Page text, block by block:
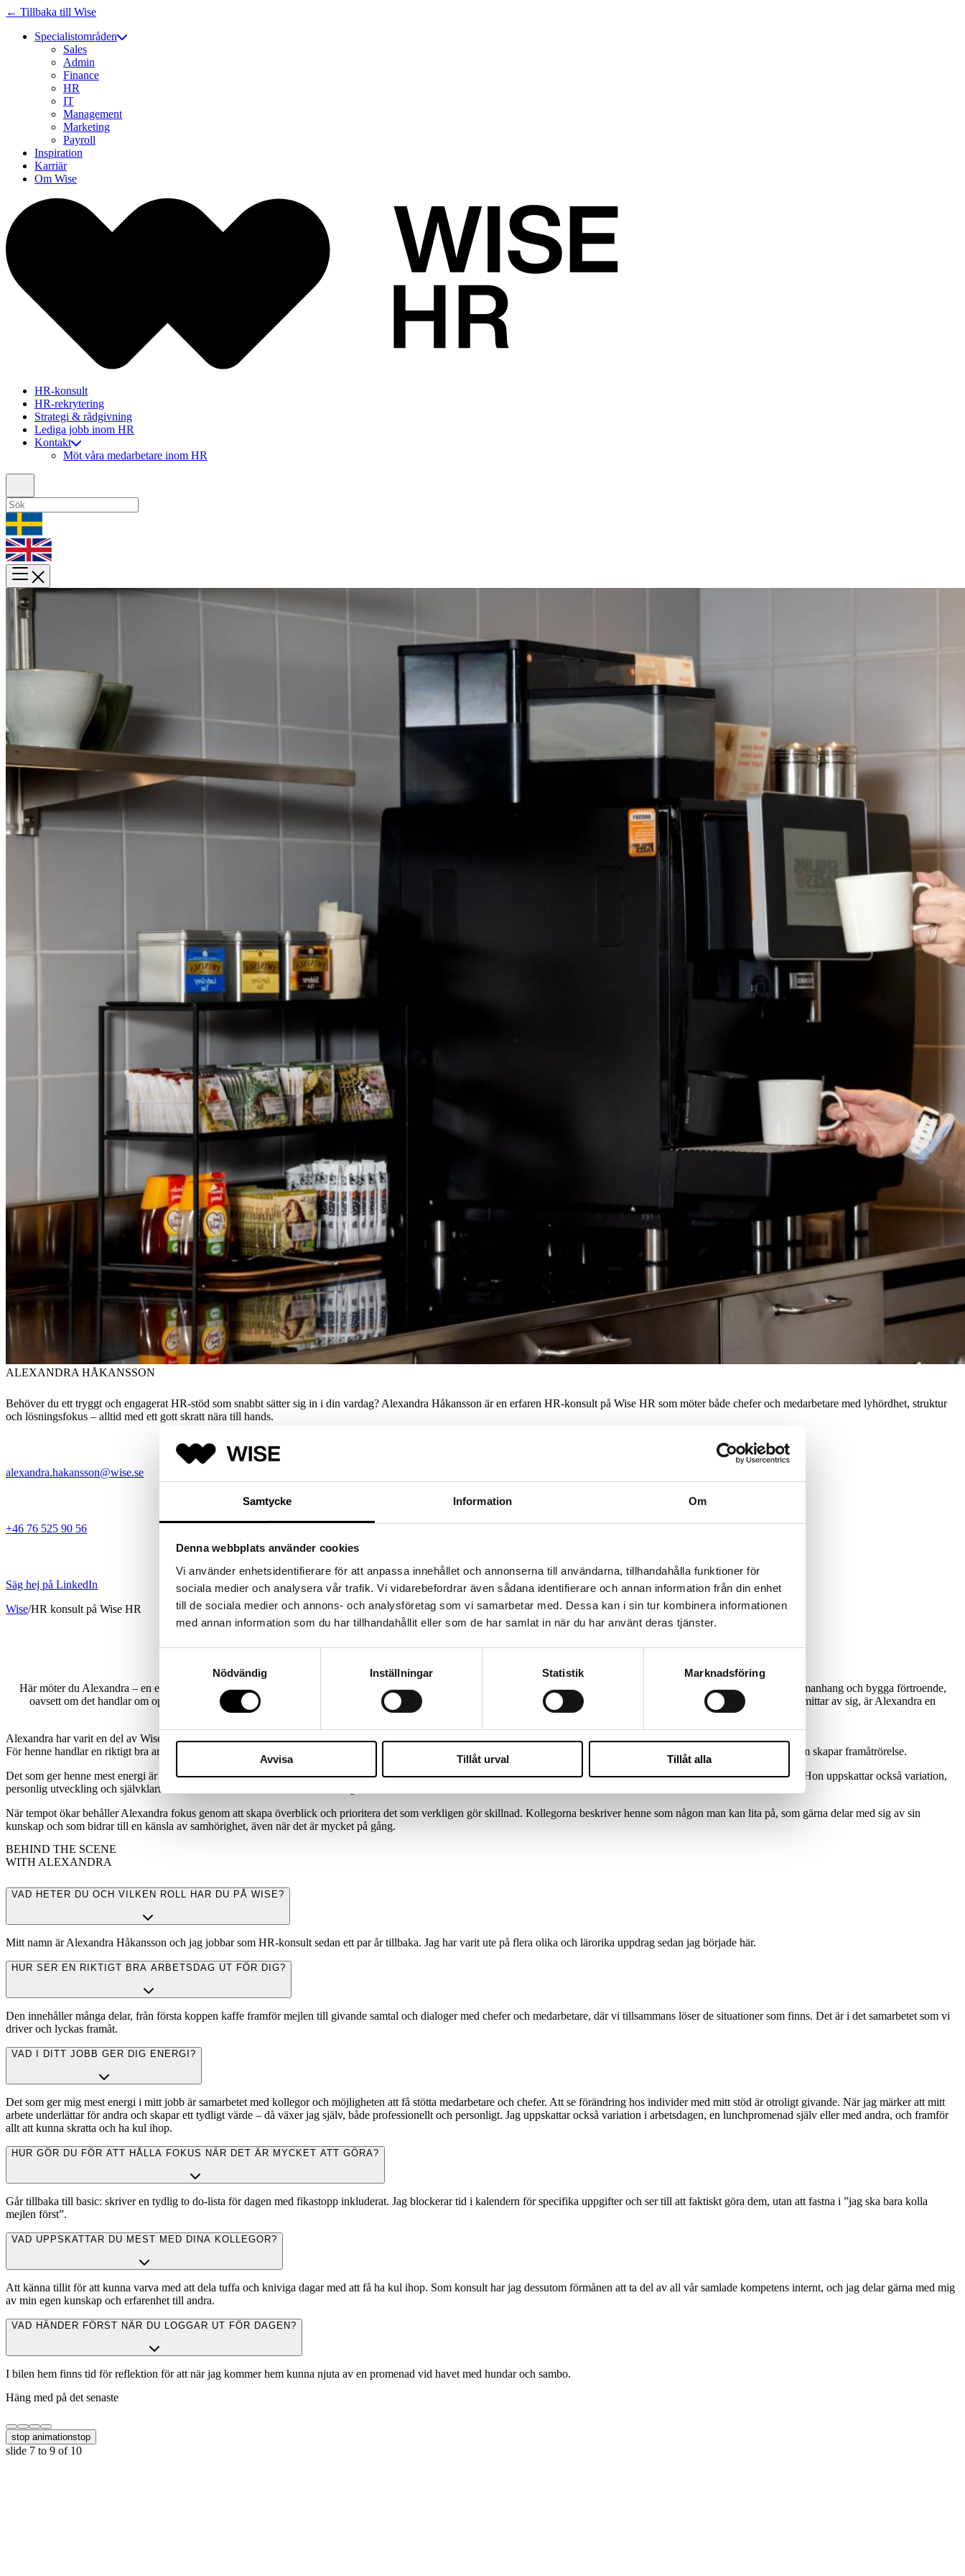
Samtycke Information Om
Denna webbplats använder cookies
Vi använder enhetsidentifierare för att anpassa innehållet och annonserna till användarna, tillhandahålla funktioner för
sociala medier och analysera vår trafik. Vi vidarebefordrar även sådana identifierare och annan information från din enhet
till de sociala medier och annons- och analysföretag som vi samarbetar med. Dessa kan i sin tur kombinera informationen
med annan information som du har tillhandahållit eller som de har samlat in när du har använt deras tjänster.
Nödvändig
Inställningar Statistik Marknadsföring
Avvisa Tillåt urval Tillåt alla
← Tillbaka till Wise
Specialistområden
Sales
Admin
Finance
HR
IT
Management
Marketing
Payroll
Inspiration
Karriär
Om Wise
HR-konsult
HR-rekrytering
Strategi & rådgivning
Lediga jobb inom HR
Kontakt
Möt våra medarbetare inom HR
ALEXANDRA HÅKANSSON
Behöver du ett tryggt och engagerat HR-stöd som snabbt sätter sig in i din vardag? Alexandra Håkansson är en erfaren HR-konsult på Wise HR som möter både chefer och medarbetare med lyhördhet, struktur
och lösningsfokus – alltid med ett gott skratt nära till hands.
alexandra.hakansson@wise.se
+46 76 525 90 56
Säg hej på LinkedIn
Wise/HR konsult på Wise HR
Här möter du Alexandra – en engagerad HR-konsult som trivs bäst när dagarna bjuder på variation, samarbete och utveckling. Hon är van vid att snabbt sätta sig in i nya sammanhang och bygga förtroende,
oavsett om det handlar om operativt HR-stöd, förändringsarbete eller att coacha chefer i deras ledarskap. Med ett skarpt öga för vad som behöver göras och en värme som smittar av sig, är Alexandra en
uppskattad kollega både hos kund och internt.
Alexandra har varit en del av Wise HR i flera år och har hunnit samla på sig bred erfarenhet från olika verksamheter och uppdrag.
För henne handlar en riktigt bra arbetsdag om helheten – från struktur och planering till de samtal och möten där hon tillsammans med chefer och medarbetare hittar lösningar som skapar framåtrörelse.
Det som ger henne mest energi är att få vara med och påverka: att stötta individer i förändring, bidra till att vardagen fungerar smidigare och känna att hennes insats gör skillnad. Hon uppskattar också variation,
personlig utveckling och självklart – att kunna skratta tillsammans med kollegor.
När tempot ökar behåller Alexandra fokus genom att skapa överblick och prioritera det som verkligen gör skillnad. Kollegorna beskriver henne som någon man kan lita på, som gärna delar med sig av sin
kunskap och som bidrar till en känsla av samhörighet, även när det är mycket på gång.
BEHIND THE SCENE
WITH ALEXANDRA
VAD HETER DU OCH VILKEN ROLL HAR DU PÅ WISE?
Mitt namn är Alexandra Håkansson och jag jobbar som HR-konsult sedan ett par år tillbaka. Jag har varit ute på flera olika och lärorika uppdrag sedan jag började här.
HUR SER EN RIKTIGT BRA ARBETSDAG UT FÖR DIG?
Den innehåller många delar, från första koppen kaffe framför mejlen till givande samtal och dialoger med chefer och medarbetare, där vi tillsammans löser de situationer som finns. Det är i det samarbetet som vi
driver och lyckas framåt.
VAD I DITT JOBB GER DIG ENERGI?
Det som ger mig mest energi i mitt jobb är samarbetet med kollegor och möjligheten att få stötta medarbetare och chefer. Att se förändring hos individer med mitt stöd är otroligt givande. När jag märker att mitt
arbete underlättar för andra och skapar ett tydligt värde – då växer jag själv, både professionellt och personligt. Jag uppskattar också variation i arbetsdagen, en lunchpromenad själv eller med andra, och framför
allt att kunna skratta och ha kul ihop.
HUR GÖR DU FÖR ATT HÅLLA FOKUS NÄR DET ÄR MYCKET ATT GÖRA?
Går tillbaka till basic: skriver en tydlig to do-lista för dagen med fikastopp inkluderat. Jag blockerar tid i kalendern för specifika uppgifter och ser till att faktiskt göra dem, utan att fastna i ”jag ska bara kolla
mejlen först”.
VAD UPPSKATTAR DU MEST MED DINA KOLLEGOR?
Att känna tillit för att kunna varva med att dela tuffa och kniviga dagar med att få ha kul ihop. Som konsult har jag dessutom förmånen att ta del av all vår samlade kompetens internt, och jag delar gärna med mig
av min egen kunskap och erfarenhet till andra.
VAD HÄNDER FÖRST NÄR DU LOGGAR UT FÖR DAGEN?
I bilen hem finns tid för reflektion för att när jag kommer hem kunna njuta av en promenad vid havet med hundar och sambo.
Häng med på det senaste
stop animationstop
slide 8 to 10of 10